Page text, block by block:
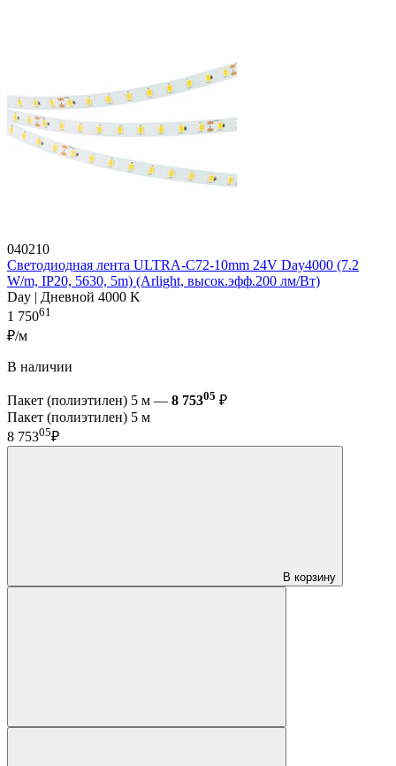
040210
Светодиодная лента ULTRA-C72-10mm 24V Day4000 (7.2
W/m, IP20, 5630, 5m) (Arlight, высок.эфф.200 лм/Вт)
Day | Дневной 4000 K
1 75061
₽/м
В наличии
Пакет (полиэтилен) 5 м — 8 75305 ₽
Пакет (полиэтилен) 5 м
8 75305₽
В корзину